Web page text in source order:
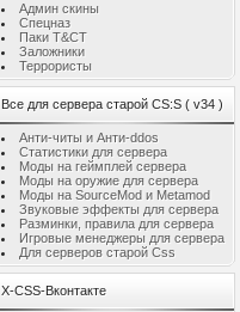
Админ скины
Спецназ
Паки T&CT
Заложники
Террористы
Все для сервера старой CS:S ( v34 )
Анти-читы и Анти-ddos
Статистики для сервера
Моды на геймплей сервера
Моды на оружие для сервера
Моды на SourceMod и Metamod
Звуковые эффекты для сервера
Разминки, правила для сервера
Игровые менеджеры для сервера
Для серверов старой Css
X-CSS-Вконтакте